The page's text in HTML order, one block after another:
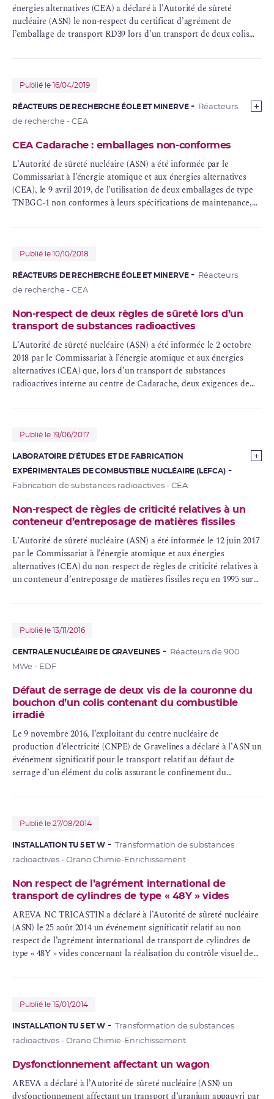
énergies alternatives (CEA) a déclaré à l’Autorité de sûreté
nucléaire (ASN) le non-respect du certificat d’agrément de
l’emballage de transport RD39 lors d’un transport de deux colis
Publié le 16/04/2019
RÉACTEURS DE RECHERCHE ÉOLE ET MINERVE
Réacteurs
de recherche - CEA
CEA Cadarache : emballages non-conformes
L’Autorité de sûreté nucléaire (ASN) a été informée par le
Commissariat à l’énergie atomique et aux énergies alternatives
(CEA), le 9 avril 2019, de l’utilisation de deux emballages de type
TNBGC-1 non conformes à leurs spécifications de maintenance,
Publié le 10/10/2018
RÉACTEURS DE RECHERCHE ÉOLE ET MINERVE
Réacteurs
de recherche - CEA
Non-respect de deux règles de sûreté lors d’un
transport de substances radioactives
L’Autorité de sûreté nucléaire (ASN) a été informée le 2 octobre
2018 par le Commissariat à l’énergie atomique et aux énergies
alternatives (CEA) que, lors d’un transport de substances
radioactives interne au centre de Cadarache, deux exigences de
Publié le 19/06/2017
LABORATOIRE D'ÉTUDES ET DE FABRICATION
EXPÉRIMENTALES DE COMBUSTIBLE NUCLÉAIRE (LEFCA)
Fabrication de substances radioactives - CEA
Non-respect de règles de criticité relatives à un
conteneur d’entreposage de matières fissiles
L’Autorité de sûreté nucléaire (ASN) a été informée le 12 juin 2017
par le Commissariat à l’énergie atomique et aux énergies
alternatives (CEA) du non-respect de règles de criticité relatives à
un conteneur d’entreposage de matières fissiles reçu en 1995 sur
Publié le 13/11/2016
CENTRALE NUCLÉAIRE DE GRAVELINES
Réacteurs de 900
MWe - EDF
Défaut de serrage de deux vis de la couronne du
bouchon d’un colis contenant du combustible
irradié
Le 9 novembre 2016, l’exploitant du centre nucléaire de
production d’électricité (CNPE) de Gravelines a déclaré à l’ASN un
événement significatif pour le transport relatif au défaut de
serrage d’un élément du colis assurant le confinementdu
Publié le 27/08/2014
INSTALLATION TU 5 ET W
Transformation de substances
radioactives - Orano Chimie-Enrichissement
Non respect de l’agrément international de
transport de cylindres de type « 48Y » vides
AREVA NC TRICASTIN a déclaré à l’Autorité de sûreté nucléaire
(ASN) le 25 août 2014 un événement significatif relatif au non
respect de l’agrément international de transport de cylindres de
type « 48Y » vides concernant la réalisation du contrôle visuel des
Publié le 15/01/2014
INSTALLATION TU 5 ET W
Transformation de substances
radioactives - Orano Chimie-Enrichissement
Dysfonctionnement affectant un wagon
AREVA a déclaré à l’Autorité de sûreté nucléaire (ASN) un
dysfonctionnement affectant un transport d’uranium appauvri par